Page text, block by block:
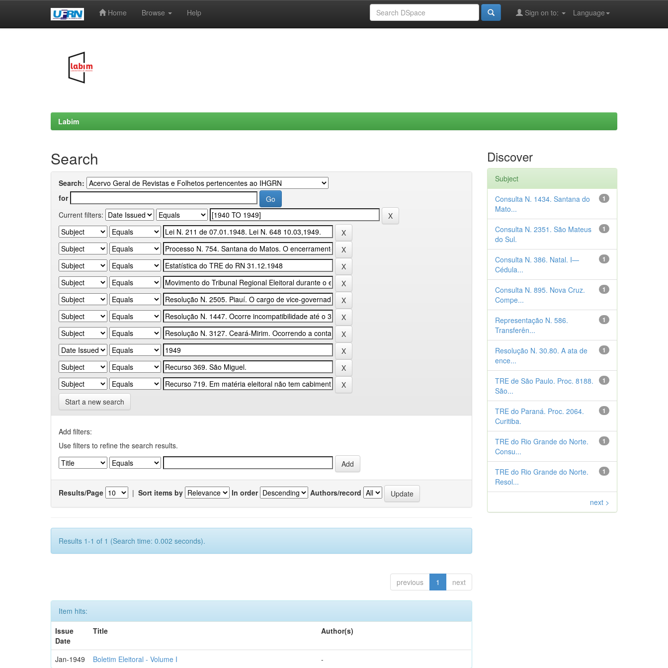
Home Browse Help Language
Sign on to:
Labim
Search
Search:
for
Current filters:
Start a new search
Add filters:
Use filters to refine the search results.
Results/Page | Sort items by In order Authors/record
Results 1-1 of 1 (Search time: 0.002 seconds).
previous 1 next
Item hits:
Issue
Date
Title Author(s)
Jan-1949 Boletim Eleitoral - Volume I -
Discover
Subject
1
Consulta N. 1434. Santana do
Mato...
1
Consulta N. 2351. São Mateus
do Sul.
1
Consulta N. 386. Natal. I—
Cédula...
1
Consulta N. 895. Nova Cruz.
Compe...
1
Representação N. 586.
Transferên...
1
Resolução N. 30.80. A ata de
ence...
1
TRE de São Paulo. Proc. 8188.
São...
1
TRE do Paraná. Proc. 2064.
Curitiba.
1
TRE do Rio Grande do Norte.
Consu...
1
TRE do Rio Grande do Norte.
Resol...
next >